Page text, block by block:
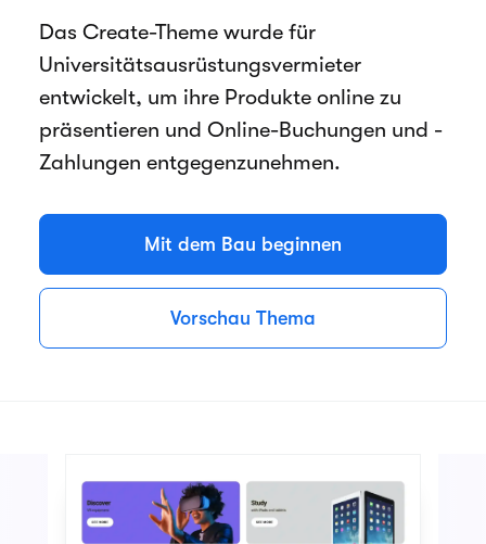
Das Create-Theme wurde für
Universitätsausrüstungsvermieter
entwickelt, um ihre Produkte online zu
präsentieren und Online-Buchungen und -
Zahlungen entgegenzunehmen.
Mit dem Bau beginnen
Vorschau Thema